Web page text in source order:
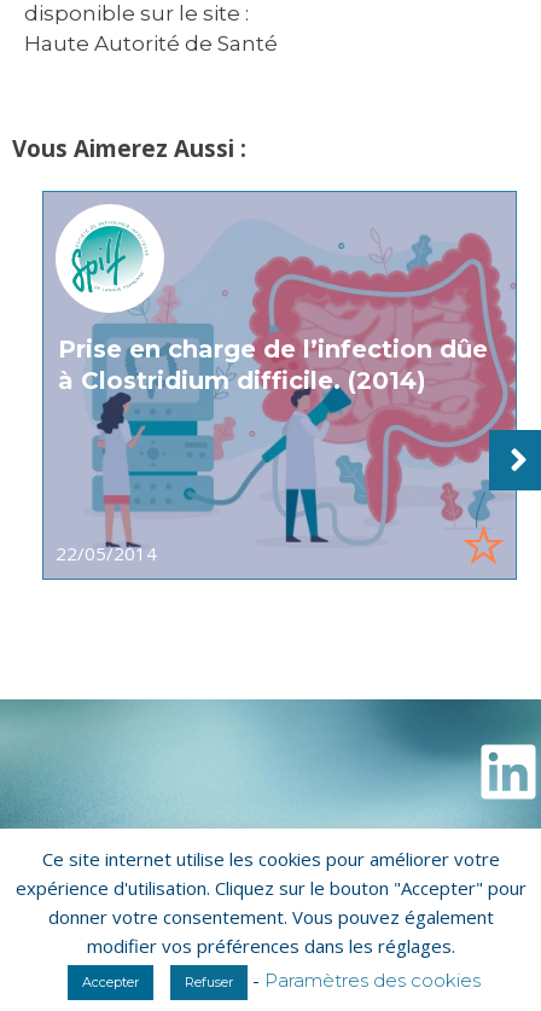
disponible sur le site :
Haute Autorité de Santé
Vous Aimerez Aussi :
Prise en charge de l’infection dûe
à Clostridium difficile. (2014)
22/05/2014
Copyright © 2026 Biorecos
Mentions légales
Politique de confidentialité
Qui sommes-nous ?
Ce site internet utilise les cookies pour améliorer votre
expérience d'utilisation. Cliquez sur le bouton "Accepter" pour
donner votre consentement. Vous pouvez également
modifier vos préférences dans les réglages.
Accepter Refuser - Paramètres des cookies